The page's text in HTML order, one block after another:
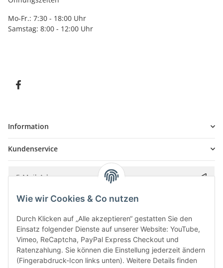
Mo-Fr.: 7:30 - 18:00 Uhr
Samstag: 8:00 - 12:00 Uhr
Information
Kundenservice
Bitte senden Sie mir entsprechend IhrerDatenschutzerklärung
Wie wir Cookies & Co nutzen
Durch Klicken auf „Alle akzeptieren“ gestatten Sie den
Einsatz folgender Dienste auf unserer Website: YouTube,
Vimeo, ReCaptcha, PayPal Express Checkout und
Ratenzahlung. Sie können die Einstellung jederzeit ändern
(Fingerabdruck-Icon links unten). Weitere Details finden